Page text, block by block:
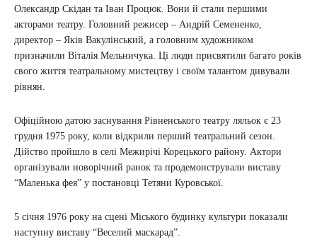
Олександр Скідан та Іван Процюк. Вони й стали першими
акторами театру. Головний режисер – Андрій Семененко,
директор – Яків Вакулінський, а головним художником
призначили Віталія Мельничука. Ці люди присвятили багато років
свого життя театральному мистецтву і своїм талантом дивували
рівнян.
Офіційною датою заснування Рівненського театру ляльок є 23
грудня 1975 року, коли відкрили перший театральний сезон.
Дійство пройшло в селі Межирічі Корецького району. Актори
організували новорічний ранок та продемонстрували виставу
“Маленька фея” у постановці Тетяни Куровської.
5 січня 1976 року на сцені Міського будинку культури показали
наступну виставу “Веселий маскарад”.